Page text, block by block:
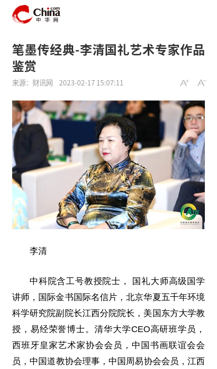
笔墨传经典-李清国礼艺术专家作品
鉴赏
来源：财讯网 2023-02-17 15:07:11
李清
中科院含工号教授院士， 国礼大师高级国学
讲师，国际金书国际名信片，北京华夏五千年环境
科学研究院副院长江西分院院长，美国东方大学教
授， 易经荣誉博士。清华大学CEO高研班学员，
西班牙皇家艺术家协会会员， 中国 书画联谊会会
员， 中国道教协会理事， 中国 周易协会会员，江西